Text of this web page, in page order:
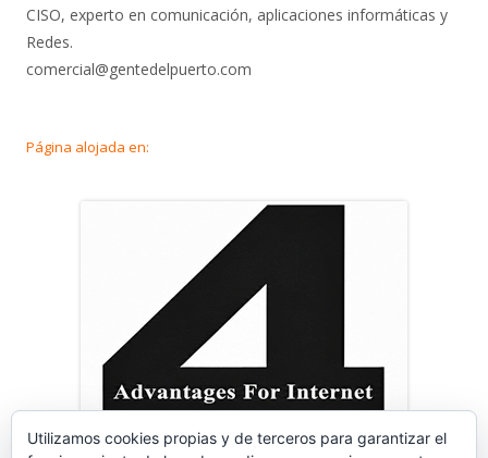
CISO, experto en comunicación, aplicaciones informáticas y
Redes.
comercial@gentedelpuerto.com
Página alojada en:
Utilizamos cookies propias y de terceros para garantizar el